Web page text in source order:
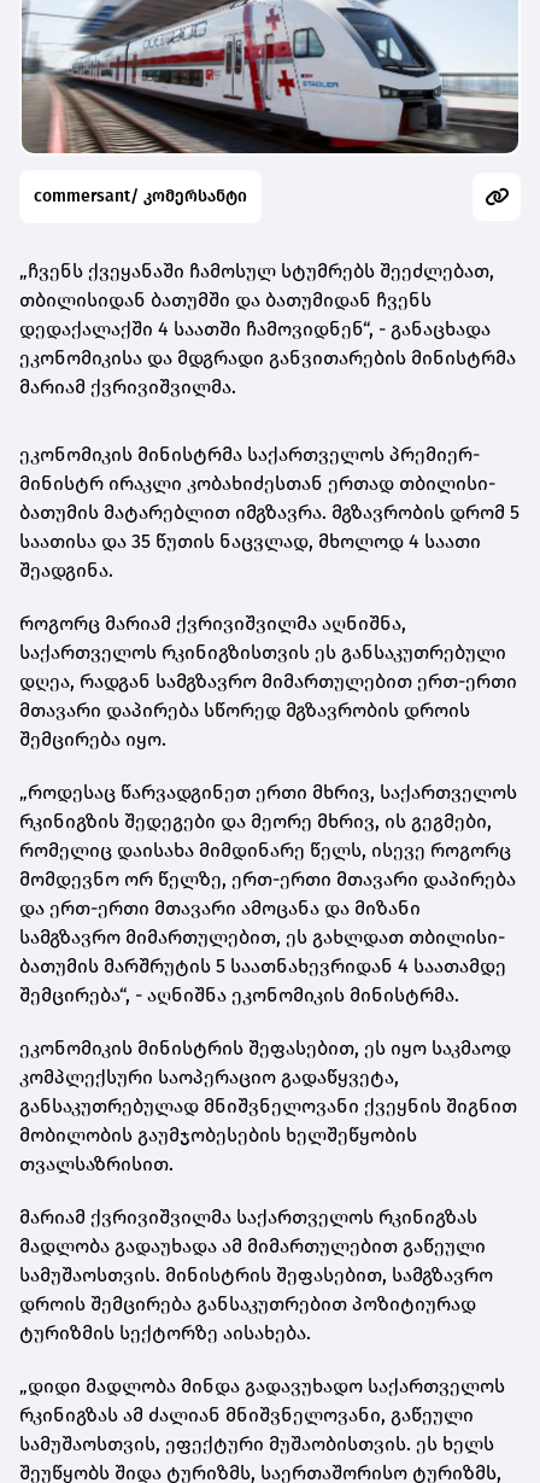
commersant/ კომერსანტი
„ჩვენს ქვეყანაში ჩამოსულ სტუმრებს შეეძლებათ,
თბილისიდან ბათუმში და ბათუმიდან ჩვენს
დედაქალაქში 4 საათში ჩამოვიდნენ“, - განაცხადა
ეკონომიკისა და მდგრადი განვითარების მინისტრმა
მარიამ ქვრივიშვილმა.
ეკონომიკის მინისტრმა საქართველოს პრემიერ-
მინისტრ ირაკლი კობახიძესთან ერთად თბილისი-
ბათუმის მატარებლით იმგზავრა. მგზავრობის დრომ 5
საათისა და 35 წუთის ნაცვლად, მხოლოდ 4 საათი
შეადგინა.
როგორც მარიამ ქვრივიშვილმა აღნიშნა,
საქართველოს რკინიგზისთვის ეს განსაკუთრებული
დღეა, რადგან სამგზავრო მიმართულებით ერთ-ერთი
მთავარი დაპირება სწორედ მგზავრობის დროის
შემცირება იყო.
„როდესაც წარვადგინეთ ერთი მხრივ, საქართველოს
რკინიგზის შედეგები და მეორე მხრივ, ის გეგმები,
რომელიც დაისახა მიმდინარე წელს, ისევე როგორც
მომდევნო ორ წელზე, ერთ-ერთი მთავარი დაპირება
და ერთ-ერთი მთავარი ამოცანა და მიზანი
სამგზავრო მიმართულებით, ეს გახლდათ თბილისი-
ბათუმის მარშრუტის 5 საათნახევრიდან 4 საათამდე
შემცირება“, - აღნიშნა ეკონომიკის მინისტრმა.
ეკონომიკის მინისტრის შეფასებით, ეს იყო საკმაოდ
კომპლექსური საოპერაციო გადაწყვეტა,
განსაკუთრებულად მნიშვნელოვანი ქვეყნის შიგნით
მობილობის გაუმჯობესების ხელშეწყობის
თვალსაზრისით.
მარიამ ქვრივიშვილმა საქართველოს რკინიგზას
მადლობა გადაუხადა ამ მიმართულებით გაწეული
სამუშაოსთვის. მინისტრის შეფასებით, სამგზავრო
დროის შემცირება განსაკუთრებით პოზიტიურად
ტურიზმის სექტორზე აისახება.
„დიდი მადლობა მინდა გადავუხადო საქართველოს
რკინიგზას ამ ძალიან მნიშვნელოვანი, გაწეული
სამუშაოსთვის, ეფექტური მუშაობისთვის. ეს ხელს
შეუწყობს შიდა ტურიზმს, საერთაშორისო ტურიზმს,